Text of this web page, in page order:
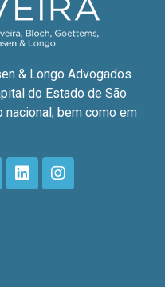
& Longo Advogados
do Estado de São
bem como em